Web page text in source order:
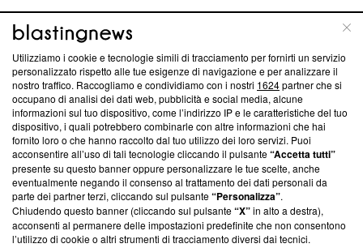
ABOUT LINEA EDITORIALE
Questa sezione offre informazioni trasparenti su Blasting
News, sui nostri processi editoriali e su come ci impegniamo a
creare news di qualità. Inoltre, afferma la nostra aderenza a
‘Trust Project - News with Integrity’Blasting News non è
ancora membro del programma, ma ha richiesto di farne
parte; Trust Project non ha ancora effettuato una verifica di
conformità agli standard.
Su di noi
Team editoriale
Utilizziamo i cookie e tecnologie simili di tracciamento per fornirti un servizio
personalizzato rispetto alle tue esigenze di navigazione e per analizzare il
nostro traffico. Raccogliamo e condividiamo con i nostri 1624partner che si
occupano di analisi dei dati web, pubblicità e social media, alcune
informazioni sul tuo dispositivo, come l’indirizzo IP e le caratteristiche del tuo
dispositivo, i quali potrebbero combinarle con altre informazioni che hai
fornito loro o che hanno raccolto dal tuo utilizzo dei loro servizi. Puoi
acconsentire all’uso di tali tecnologie cliccando il pulsante“Accetta tutti”
presente su questo banner oppure personalizzare le tue scelte, anche
eventualmente negando il consenso al trattamento dei dati personali da
parte dei partner terzi, cliccando sul pulsante“Personalizza”.
Chiudendo questo banner (cliccando sul pulsante“X”in alto a destra),
acconsenti al permanere delle impostazioni predefinite che non consentono
l’utilizzo di cookie o altri strumenti di tracciamento diversi dai tecnici.